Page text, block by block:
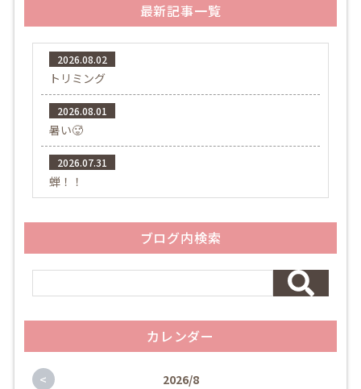
最新記事一覧
2026.08.02
トリミング
2026.08.01
暑い🥵
2026.07.31
蝉！！
ブログ内検索
カレンダー
<
2026/8